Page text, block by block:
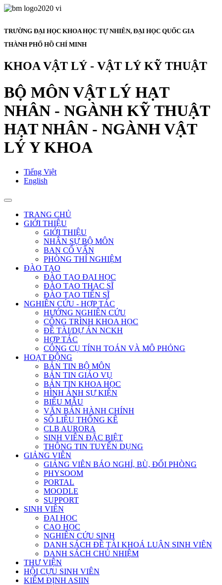
TRƯỜNG ĐẠI HỌC KHOA HỌC TỰ NHIÊN, ĐẠI HỌC QUỐC GIA
THÀNH PHỐ HỒ CHÍ MINH
KHOA VẬT LÝ - VẬT LÝ KỸ THUẬT
BỘ MÔN VẬT LÝ HẠT
NHÂN - NGÀNH KỸ THUẬT
HẠT NHÂN - NGÀNH VẬT
LÝ Y KHOA
Tiếng Việt
English
TRANG CHỦ
GIỚI THIỆU
GIỚI THIỆU
NHÂN SỰ BỘ MÔN
BAN CỐ VẤN
PHÒNG THÍ NGHIỆM
ĐÀO TẠO
ĐÀO TẠO ĐẠI HỌC
ĐÀO TẠO THẠC SĨ
ĐÀO TẠO TIẾN SĨ
NGHIÊN CỨU - HỢP TÁC
HƯỚNG NGHIÊN CỨU
CÔNG TRÌNH KHOA HỌC
ĐỀ TÀI/DỰ ÁN NCKH
HỢP TÁC
CÔNG CỤ TÍNH TOÁN VÀ MÔ PHỎNG
HOẠT ĐỘNG
BẢN TIN BỘ MÔN
BẢN TIN GIÁO VỤ
BẢN TIN KHOA HỌC
HÌNH ẢNH SỰ KIỆN
BIỂU MẪU
VĂN BẢN HÀNH CHÍNH
SỐ LIỆU THỐNG KÊ
CLB AURORA
SINH VIÊN ĐẶC BIỆT
THÔNG TIN TUYỂN DỤNG
GIẢNG VIÊN
GIẢNG VIÊN BÁO NGHỈ, BÙ, ĐỔI PHÒNG
PHYSOOM
PORTAL
MOODLE
SUPPORT
SINH VIÊN
ĐẠI HỌC
CAO HỌC
NGHIÊN CỨU SINH
DANH SÁCH ĐỀ TÀI KHOÁ LUẬN SINH VIÊN
DANH SÁCH CHỦ NHIỆM
THƯ VIỆN
HỘI CỰU SINH VIÊN
KIỂM ĐỊNH ASIIN